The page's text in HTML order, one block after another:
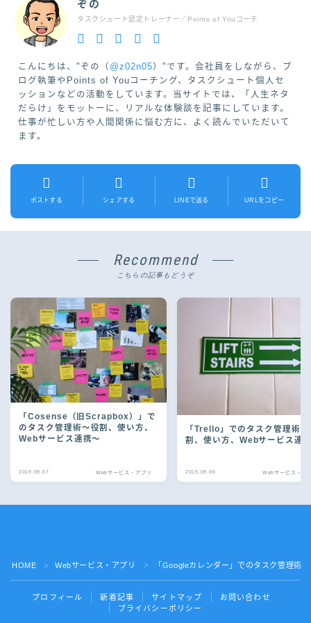
ぞの
タスクシュート認定トレーナー／Points of Youコーチ
こんにちは、"ぞの（ @z02n05）"です。会社員をしながら、ブ
ログ執筆やPoints of Youコーチング、タスクシュート個人セ
ッションなどの活動をしています。当サイトでは、「人生ネタ
だらけ」をモットーに、リアルな体験談を記事にしています。
仕事が忙しい方や人間関係に悩む方に、よく読んでいただいて
ます。
ポストする シェアする LINEで送る URLをコピー
Recommend
こちらの記事もどうぞ
「Cosense（旧Scrapbox）」で
のタスク管理術〜役割、使い方、
Webサービス連携〜
2019.09.07 Webサービス・アプリ
「Trello」でのタスク管理術〜
割、使い方、Webサービス連
2019.09.06 Webサービス・ア
HOME ＞ Webサービス・アプリ ＞ 「Googleカレンダー」でのタスク管理術
プロフィール 新着記事 サイトマップ
お問い合わせ
プライバシーポリシー